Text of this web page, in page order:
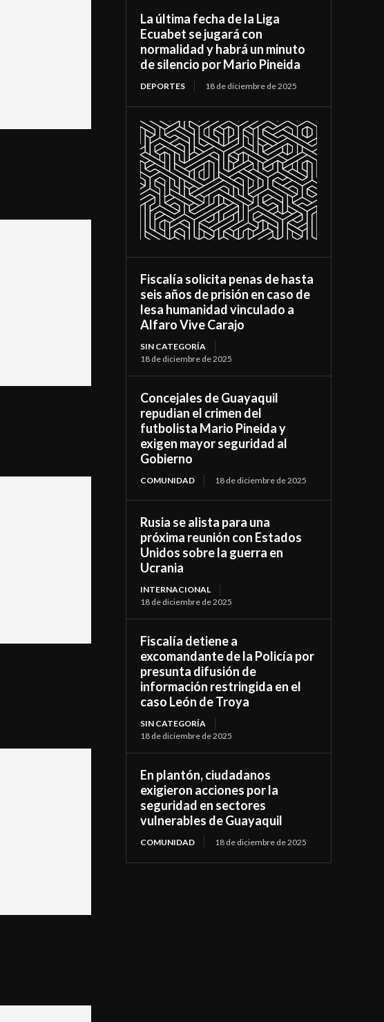
La última fecha de la Liga
Ecuabet se jugará con
normalidad y habrá un minuto
de silencio por Mario Pineida
DEPORTES 18 de diciembre de 2025
Fiscalía solicita penas de hasta
seis años de prisión en caso de
lesa humanidad vinculado a
Alfaro Vive Carajo
SIN CATEGORÍA
18 de diciembre de 2025
Concejales de Guayaquil
repudian el crimen del
futbolista Mario Pineida y
exigen mayor seguridad al
Gobierno
COMUNIDAD 18 de diciembre de 2025
Rusia se alista para una
próxima reunión con Estados
Unidos sobre la guerra en
Ucrania
INTERNACIONAL
18 de diciembre de 2025
Fiscalía detiene a
excomandante de la Policía por
presunta difusión de
información restringida en el
caso León de Troya
SIN CATEGORÍA
18 de diciembre de 2025
En plantón, ciudadanos
exigieron acciones por la
seguridad en sectores
vulnerables de Guayaquil
COMUNIDAD 18 de diciembre de 2025